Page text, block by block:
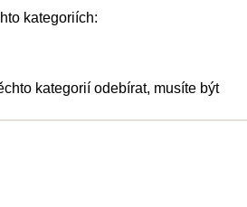
kategoriích:
kategorií odebírat, musíte být